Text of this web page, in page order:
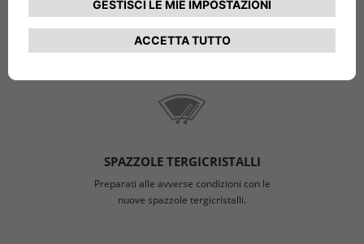
pioggia per una guida più sicura.
SPAZZOLE TERGICRISTALLI
Preparati alle avverse condizioni con le
nuove spazzole tergicristalli.